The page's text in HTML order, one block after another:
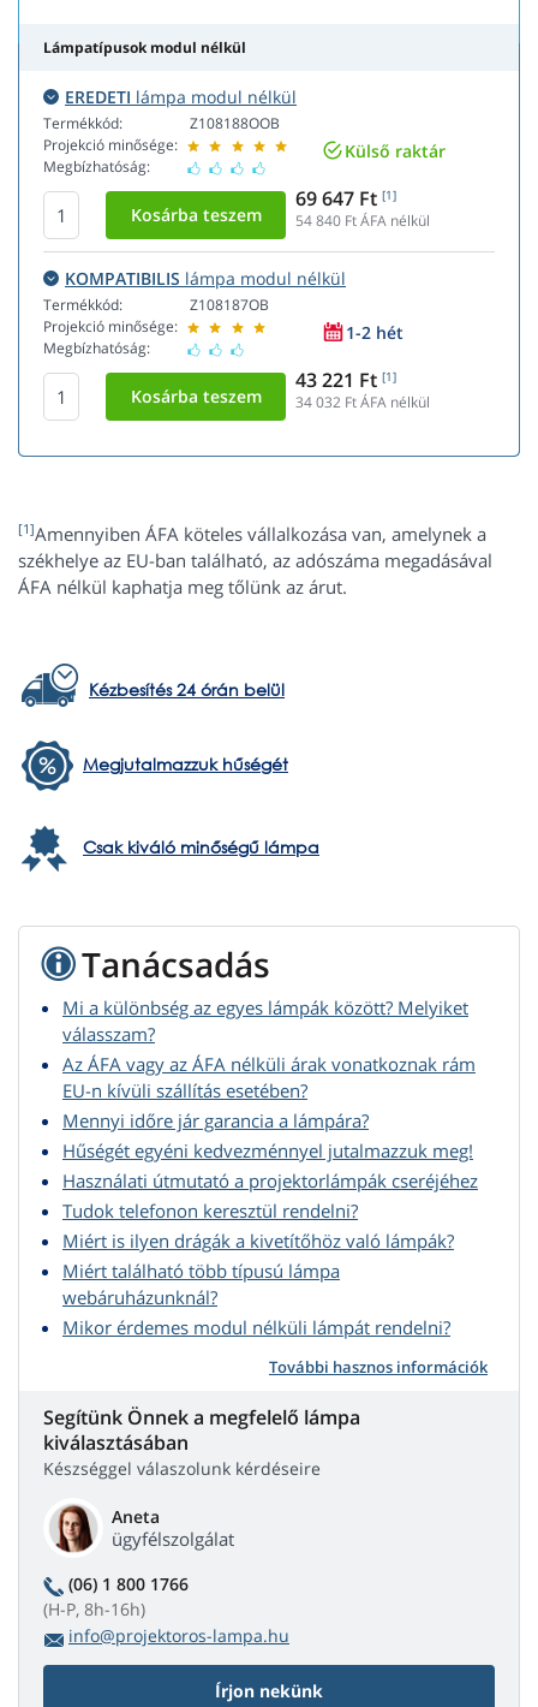
Lámpatípusok modul nélkül
EREDETI lámpa modul nélkül
Termékkód:
Projekció minősége:
Megbízhatóság:
Z108188OOB
Külső raktár
69 647 Ft [1]
54 840 Ft ÁFA nélkül
KOMPATIBILIS lámpa modul nélkül
Termékkód:
Projekció minősége:
Megbízhatóság:
Z108187OB
1-2 hét
43 221 Ft [1]
34 032 Ft ÁFA nélkül
[1]Amennyiben ÁFA köteles vállalkozása van, amelynek a
székhelye az EU-ban található, az adószáma megadásával
ÁFA nélkül kaphatja meg tőlünk az árut.
Kézbesítés 24 órán belül
Megjutalmazzuk hűségét
Csak kiváló minőségű lámpa
Tanácsadás
Mi a különbség az egyes lámpák között? Melyiket
válasszam?
Az ÁFA vagy az ÁFA nélküli árak vonatkoznak rám
EU-n kívüli szállítás esetében?
Mennyi időre jár garancia a lámpára?
Hűségét egyéni kedvezménnyel jutalmazzuk meg!
Használati útmutató a projektorlámpák cseréjéhez
Tudok telefonon keresztül rendelni?
Miért is ilyen drágák a kivetítőhöz való lámpák?
Miért található több típusú lámpa
webáruházunknál?
Mikor érdemes modul nélküli lámpát rendelni?
További hasznos információk
Segítünk Önnek a megfelelő lámpa
kiválasztásában
Készséggel válaszolunk kérdéseire
Aneta
ügyfélszolgálat
(06) 1 800 1766
(H-P, 8h-16h)
info@projektoros-lampa.hu
Írjon nekünk